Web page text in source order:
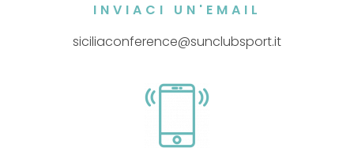
INVIACI UN'EMAIL
siciliaconference@sunclubsport.it